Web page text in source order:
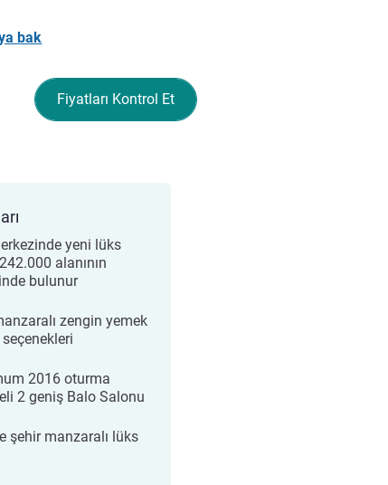
bak
Fiyatları Kontrol Et
yeni lüks
alanının
bulunur
zengin yemek
seçenekleri
2016 oturma
2 geniş Balo Salonu
şehir manzaralı lüks